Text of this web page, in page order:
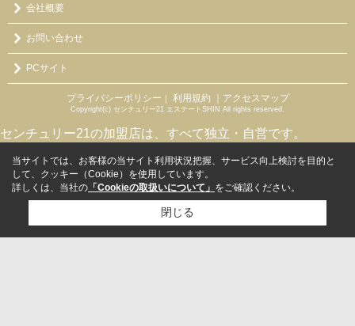
会社概要
お問い合わせ
PCサイト
プライバシーポリシー 利用規約 ｜アクセスマップ
Copyright(c) センチュリー21 エステートSHIN All rights reserved.
センチュリー21の加盟店は、すべて独立・自営です。
当サイトでは、お客様の当サイト利用状況把握、サービス向上検討を目的と
して、クッキー（Cookie）を使用しています。
詳しくは、当社の 「Cookieの取扱いについて」 をご確認ください。
閉じる